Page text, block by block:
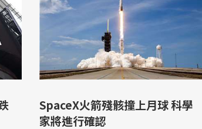
SpaceX火箭殘骸撞上月球 科學
家將進行確認